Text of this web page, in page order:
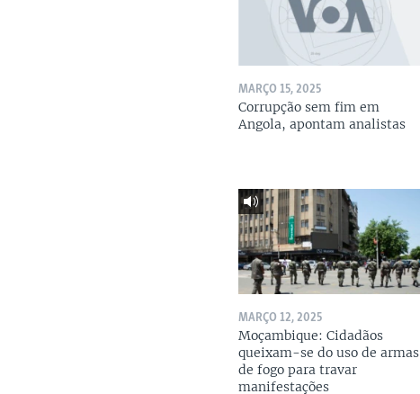
MARÇO 15, 2025
Corrupção sem fim em
Angola, apontam analistas
MARÇO 12, 2025
Moçambique: Cidadãos
queixam-se do uso de armas
de fogo para travar
manifestações